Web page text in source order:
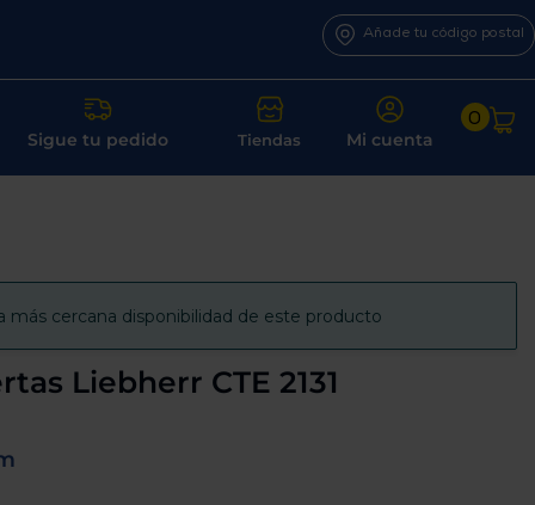
Añade tu código postal
Sigue tu pedido Tiendas Mi cuenta
0
más cercana disponibilidad de este producto
Liebherr CTE 2131